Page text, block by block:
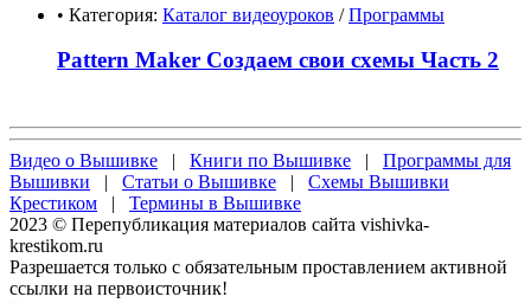
• Категория: Каталог видеоуроков /Программы
Pattern Maker Создаем свои схемы Часть 2
Видео о Вышивке | Книги по Вышивке | Программы для
Вышивки | Статьи о Вышивке | Схемы Вышивки
Крестиком | Термины в Вышивке
2023 © Перепубликация материалов сайта vishivka-
krestikom.ru
Разрешается только с обязательным проставлением активной
ссылки на первоисточник!